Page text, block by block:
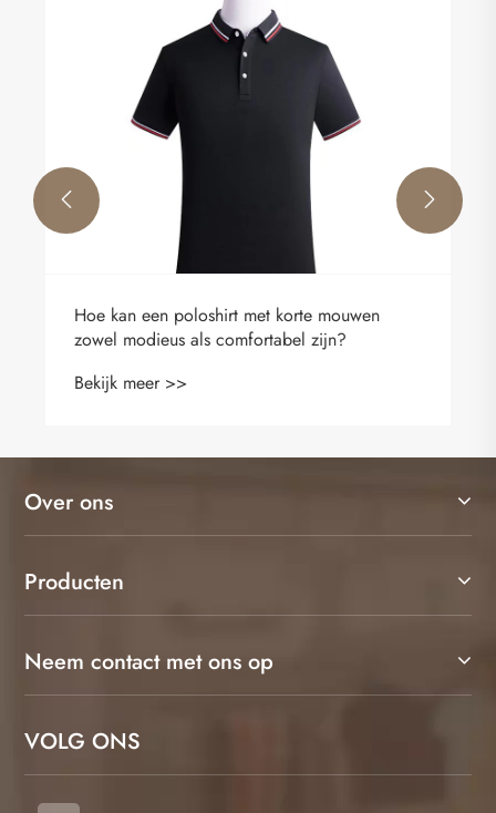
Hoe kan een poloshirt met korte mouwen
zowel modieus als comfortabel zijn?
Bekijk meer >>
 
Over ons
Producten
Neem contact met ons op
VOLG ONS